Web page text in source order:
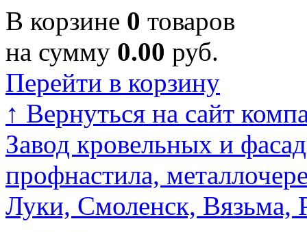
В корзине 0 товаров
на сумму 0.00 руб.
Перейти в корзину
↑ Вернуться на сайт
Завод кровельных и
профнастила,
Луки, Смоленск, Вязьма,